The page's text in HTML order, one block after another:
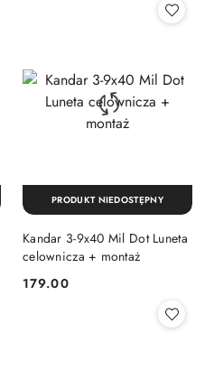
Kandar 3-9x40 Mil Dot Luneta
celownicza + montaż
Cena:
179.00
PRODUKT NIEDOSTĘPNY